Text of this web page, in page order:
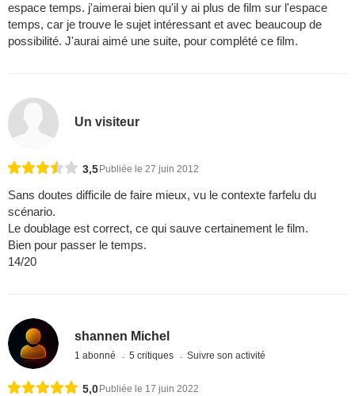
espace temps. j'aimerai bien qu'il y ai plus de film sur l'espace
temps, car je trouve le sujet intéressant et avec beaucoup de
possibilité. J'aurai aimé une suite, pour complété ce film.
Un visiteur
3,5Publiée le 27 juin 2012
Sans doutes difficile de faire mieux, vu le contexte farfelu du
scénario.
Le doublage est correct, ce qui sauve certainement le film.
Bien pour passer le temps.
14/20
shannen Michel
1 abonné 5 critiques Suivre son activité
5,0Publiée le 17 juin 2022